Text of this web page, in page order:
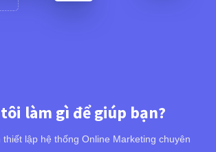
làm gì để giúp bạn?
lập hệ thống Online Marketing chuyên